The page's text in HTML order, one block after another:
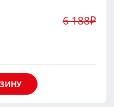
6 188₽